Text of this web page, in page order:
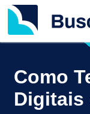
Como
Digitais